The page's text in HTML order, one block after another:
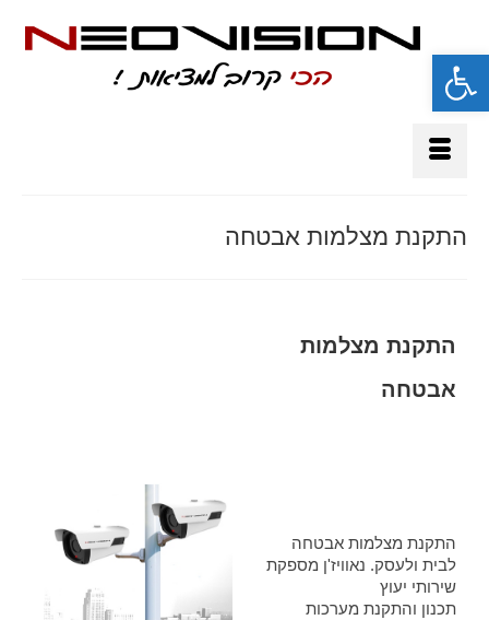
פתח סרגל נגישות
התקנת מצלמות אבטחה
התקנת מצלמות
אבטחה
התקנת מצלמות אבטחה
לבית ולעסק. נאוויז'ן מספקת
שירותי יעוץ
תכנון והתקנת מערכות